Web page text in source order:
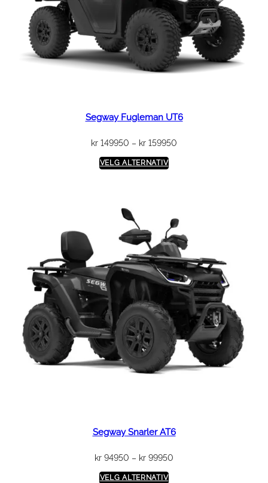
Segway Fugleman UT6
kr 149950 – kr 159950
VELG ALTERNATIV
Segway Snarler AT6
kr 94950 – kr 99950
VELG ALTERNATIV